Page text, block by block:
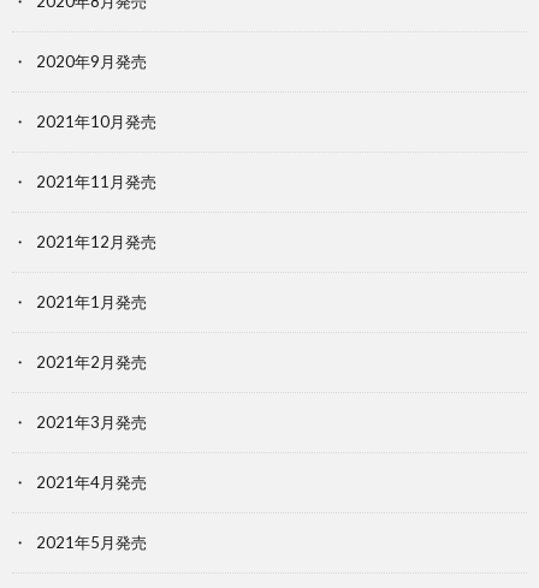
2020年9月発売
2021年10月発売
2021年11月発売
2021年12月発売
2021年1月発売
2021年2月発売
2021年3月発売
2021年4月発売
2021年5月発売